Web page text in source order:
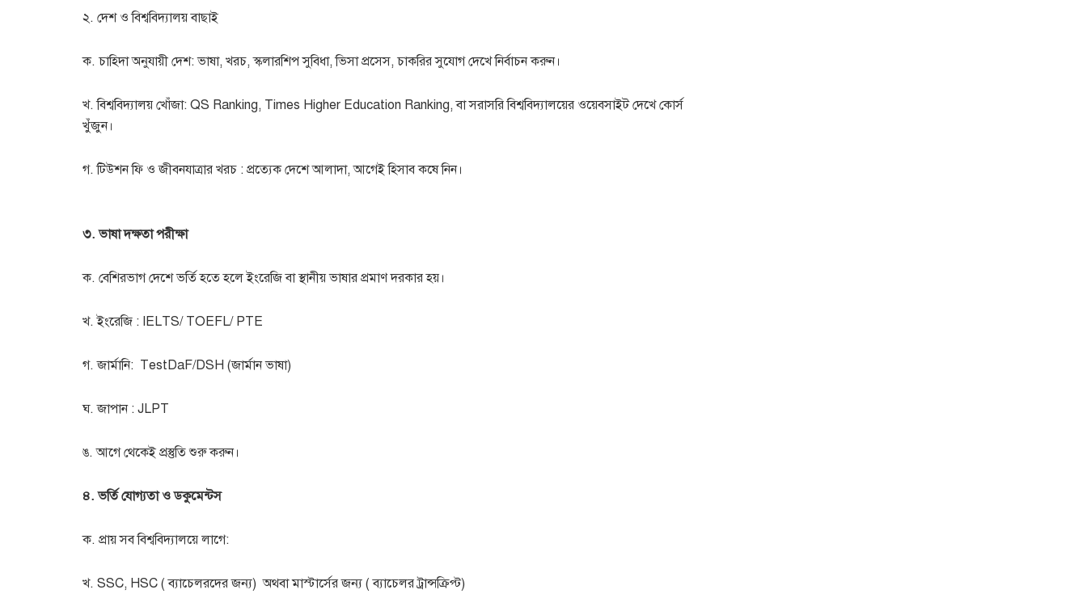
২. দেশ ও বিশ্ববিদ্যালয় বাছাই
ক. চাহিদা অনুযায়ী দেশ: ভাষা, খরচ, স্কলারশিপ সুবিধা, ভিসা প্রসেস, চাকরির সুযোগ দেখে নির্বাচন করুন।
খ. বিশ্ববিদ্যালয় খোঁজা: QS Ranking, Times Higher Education Ranking, বা সরাসরি বিশ্ববিদ্যালয়ের ওয়েবসাইট দেখে কোর্স
খুঁজুন।
গ. টিউশন ফি ও জীবনযাত্রার খরচ : প্রত্যেক দেশে আলাদা, আগেই হিসাব কষে নিন।
৩. ভাষা দক্ষতা পরীক্ষা
ক. বেশিরভাগ দেশে ভর্তি হতে হলে ইংরেজি বা স্থানীয় ভাষার প্রমাণ দরকার হয়।
খ. ইংরেজি : IELTS/ TOEFL/ PTE
গ. জার্মানি: TestDaF/DSH (জার্মান ভাষা)
ঘ. জাপান : JLPT
ঙ. আগে থেকেই প্রস্তুতি শুরু করুন।
৪. ভর্তি যোগ্যতা ও ডকুমেন্টস
ক. প্রায় সব বিশ্ববিদ্যালয়ে লাগে:
খ. SSC, HSC ( ব্যাচেলরদের জন্য) অথবা মাস্টার্সের জন্য ( ব্যাচেলর ট্রান্সক্রিপ্ট)